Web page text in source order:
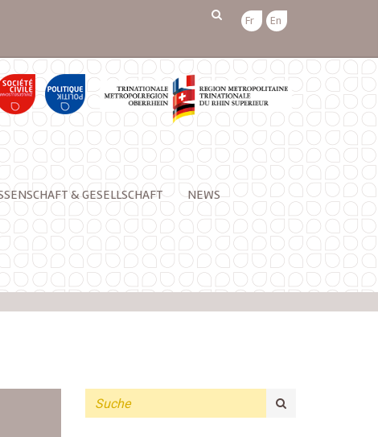
Fr En
& GESELLSCHAFT NEWS